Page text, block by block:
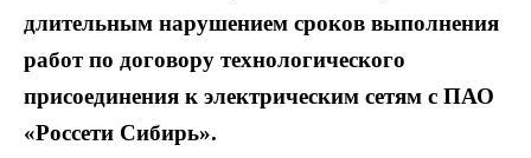
длительным нарушением сроков выполнения
работ по договору технологического
присоединения к электрическим сетям с ПАО
«Россети Сибирь».